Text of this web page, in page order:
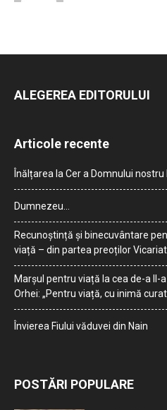
ALEGEREA EDITORULUI
Articole recente
Înălțarea la Cer a Domnului nostru
Dumnezeu…
Recunoștință și binecuvântare
viață – din partea preoților
Marșul pentru viață la cea de-a II-
Orhei: „Pentru viață, cu inimă
Învierea Fiului văduvei din Nain
POSTĂRI POPULARE